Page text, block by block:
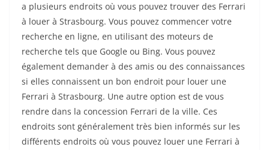
a plusieurs endroits où vous pouvez trouver des Ferrari
à louer à Strasbourg. Vous pouvez commencer votre
recherche en ligne, en utilisant des moteurs de
recherche tels que Google ou Bing. Vous pouvez
également demander à des amis ou des connaissances
si elles connaissent un bon endroit pour louer une
Ferrari à Strasbourg. Une autre option est de vous
rendre dans la concession Ferrari de la ville. Ces
endroits sont généralement très bien informés sur les
différents endroits où vous pouvez louer une Ferrari à